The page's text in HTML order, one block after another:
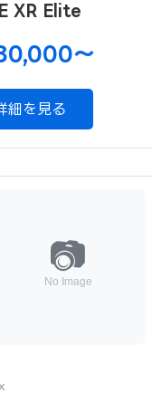
XR Elite
〜
細を見る